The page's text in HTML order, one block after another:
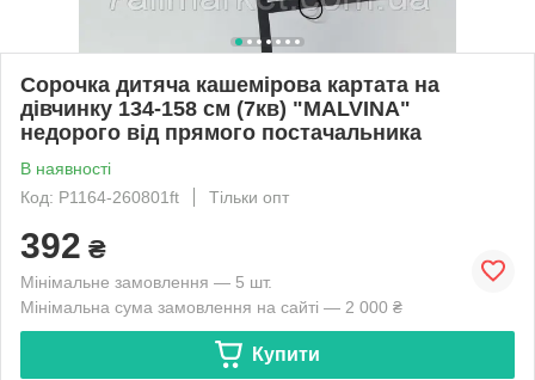
Сорочка дитяча кашемірова картата на
дівчинку 134-158 см (7кв) "MALVINA"
недорого від прямого постачальника
В наявності
Код: P1164-260801ft
Тільки опт
392 ₴
Мінімальне замовлення — 5 шт.
Мінімальна сума замовлення на сайті — 2 000 ₴
Купити